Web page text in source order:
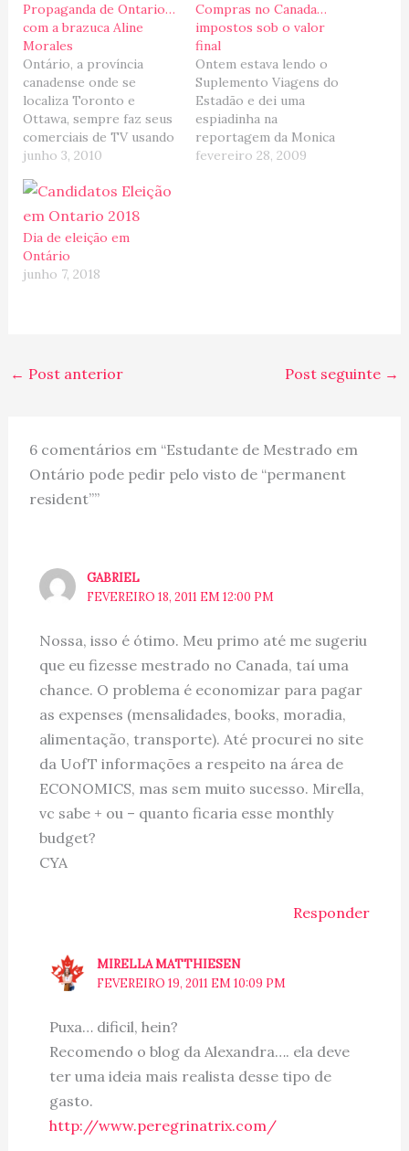
Propaganda de Ontario…
com a brazuca Aline
Morales
Ontário, a província
canadense onde se
localiza Toronto e
Ottawa, sempre faz seus
comerciais de TV usando
a mesma letra de música,
ritmo e as imagens. Há
poucas semanas vi a nova
com clima de maracatu
(diretamente do Brasil sil
sil!). :mrgreen:…
junho 3, 2010
Compras no Canada…
impostos sob o valor
final
Ontem estava lendo o
Suplemento Viagens do
Estadão e dei uma
espiadinha na
reportagem da Monica
Nobrega chamada: "De
fevereiro 28, 2009
Dia de eleição em
Ontário
junho 7, 2018
← Post anterior Post seguinte →
6 comentários em “Estudante de Mestrado em
Ontário pode pedir pelo visto de “permanent
resident””
GABRIEL
FEVEREIRO 18, 2011 EM 12:00 PM
Nossa, isso é ótimo. Meu primo até me sugeriu
que eu fizesse mestrado no Canada, taí uma
chance. O problema é economizar para pagar
as expenses (mensalidades, books, moradia,
alimentação, transporte). Até procurei no site
da UofT informações a respeito na área de
ECONOMICS, mas sem muito sucesso. Mirella,
vc sabe + ou – quanto ficaria esse monthly
budget?
CYA
Responder
MIRELLA MATTHIESEN
FEVEREIRO 19, 2011 EM 10:09 PM
Puxa… dificil, hein?
Recomendo o blog da Alexandra…. ela deve
ter uma ideia mais realista desse tipo de
gasto.
http://www.peregrinatrix.com/